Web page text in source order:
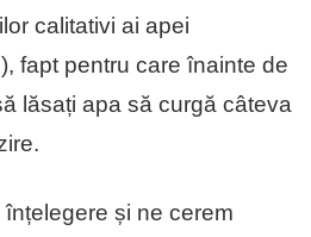
calitativi ai apei
fapt pentru care înainte de
lăsați apa să curgă câteva
și ne cerem